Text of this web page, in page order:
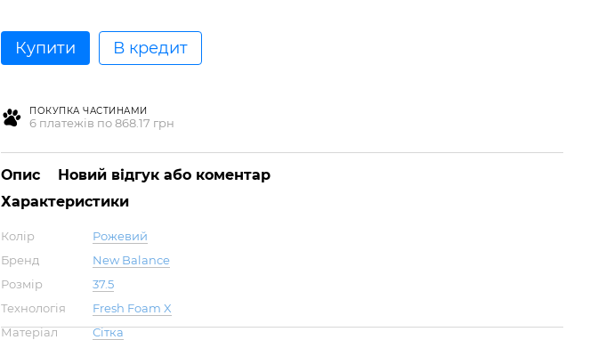
Купити В кредит
ПОКУПКА ЧАСТИНАМИ
6 платежів по 868.17 грн
Опис
Новий відгук або коментар
Характеристики
Колір
Рожевий
Бренд
New Balance
Розмір
37.5
Технологія
Fresh Foam X
Матеріал
Сітка